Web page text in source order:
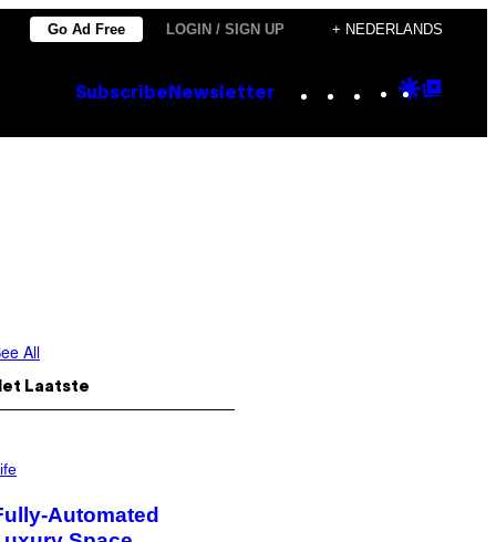
Go Ad Free LOGIN / SIGN UP + NEDERLANDS
Subscribe Newsletter Instagram
TikTok
YouTube
Google
All
Laatste
Automated